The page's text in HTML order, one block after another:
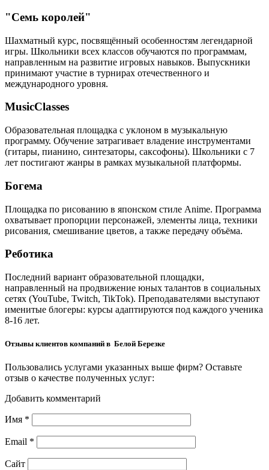
"Семь королей"
Шахматный курс, посвящённый особенностям легендарной
игры. Школьники всех классов обучаются по программам,
направленным на развитие игровых навыков. Выпускники
принимают участие в турнирах отечественного и
международного уровня.
MusicClasses
Образовательная площадка с уклоном в музыкальную
программу. Обучение затрагивает владение инструментами
(гитары, пианино, синтезаторы, саксофоны). Школьники с 7
лет постигают жанры в рамках музыкальной платформы.
Богема
Площадка по рисованию в японском стиле Anime. Программа
охватывает пропорции персонажей, элементы лица, техники
рисования, смешивание цветов, а также передачу объёма.
Реботика
Последний вариант образовательной площадки,
направленный на продвижение юных талантов в социальных
сетях (YouTube, Twitch, TikTok). Преподавателями выступают
именитые блогеры: курсы адаптируются под каждого ученика
8-16 лет.
Отзывы клиентов компаний в Белой Березке
Пользовались услугами указанных выше фирм? Оставьте
отзыв о качестве полученных услуг:
Добавить комментарий
Имя *
Email *
Сайт